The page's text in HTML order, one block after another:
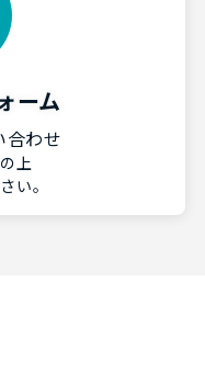
ーム
合わせ
上
い。